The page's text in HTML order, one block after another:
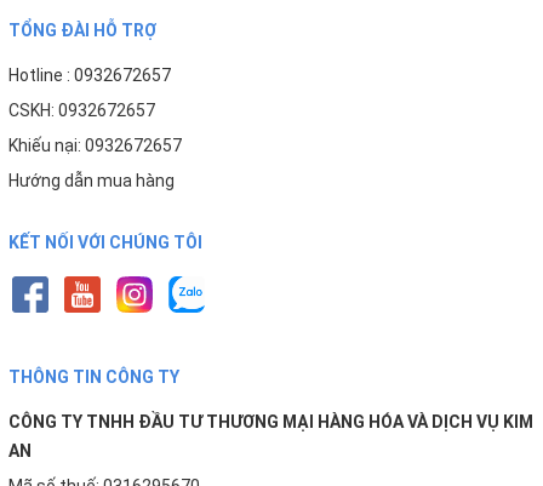
Việc thay mới cốc lọc đúng thời điểm giúp bảo vệ hệ
◆Nứt thân cốc
Rò rỉ nước
◆Giảm độ kín khít
TỔNG ĐÀI HỖ TRỢ
Hotline : 0932672657
CSKH: 0932672657
Khiếu nại: 0932672657
Hướng dẫn mua hàng
KẾT NỐI VỚI CHÚNG TÔI
THÔNG TIN CÔNG TY
CÔNG TY TNHH ĐẦU TƯ THƯƠNG MẠI HÀNG HÓA VÀ DỊCH VỤ KIM
AN